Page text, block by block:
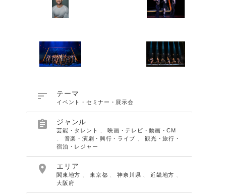
 テーマ
イベント・セミナー・展示会
 ジャンル
芸能・タレント 、映画・テレビ・動画・CM
音楽・演劇・興行・ライブ 、観光・旅行・
宿泊・レジャー
 エリア
関東地方 、東京都 、神奈川県 、近畿地方
大阪府